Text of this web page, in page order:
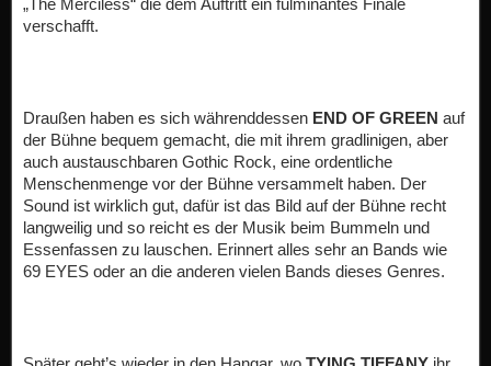
verschafft.
Draußen haben es sich währenddessen END OF GREEN auf
der Bühne bequem gemacht, die mit ihrem gradlinigen, aber
auch austauschbaren Gothic Rock, eine ordentliche
Menschenmenge vor der Bühne versammelt haben. Der
Sound ist wirklich gut, dafür ist das Bild auf der Bühne recht
langweilig und so reicht es der Musik beim Bummeln und
Essenfassen zu lauschen. Erinnert alles sehr an Bands wie
69 EYES oder an die anderen vielen Bands dieses Genres.